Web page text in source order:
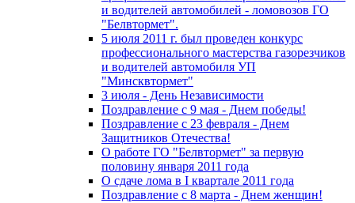
и водителей автомобилей - ломовозов ГО
"Белвтормет".
5 июля 2011 г. был проведен конкурс
профессионального мастерства газорезчиков
и водителей автомобиля УП
"Минсквтормет"
3 июля - День Независимости
Поздравление с 9 мая - Днем победы!
Поздравление с 23 февраля - Днем
Защитников Отечества!
О работе ГО "Белвтормет" за первую
половину января 2011 года
О сдаче лома в I квартале 2011 года
Поздравление с 8 марта - Днем женщин!